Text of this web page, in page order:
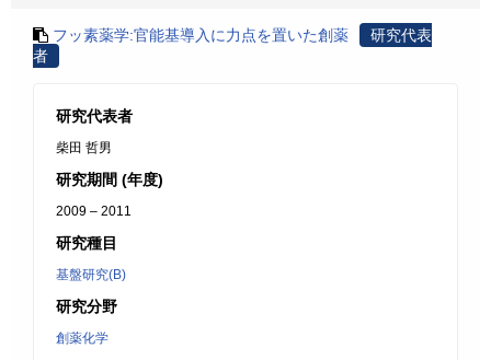
フッ素薬学:官能基導入に力点を置いた創薬
研究代表
者
研究代表者
柴田 哲男
研究期間 (年度)
2009 – 2011
研究種目
基盤研究(B)
研究分野
創薬化学